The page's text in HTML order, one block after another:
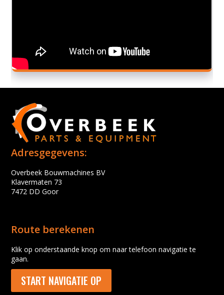
Adresgegevens:
Overbeek Bouwmachines BV
Klavermaten 73
7472 DD Goor
Route berekenen
Klik op onderstaande knop om naar telefoon navigatie te
gaan.
START NAVIGATIE OP